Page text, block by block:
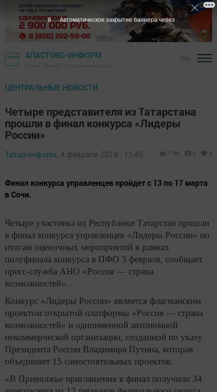
АПАСТОВО-ИНФОРМ
ЦЕНТРАЛЬНЫЕ НОВОСТИ
Четыре представителя из Татарстана
прошли в финал конкурса «Лидеры
России»
Татар-информ, 4 февраля 2019 - 11:45 1198 0 0
Финал конкурса управленцев пройдет с 13 по 17 марта
в Сочи.
Четыре участника из Республики Татарстан прошли
в финал конкурса управленцев «Лидеры России» по
итогам оценочных мероприятий в рамках
полуфинала конкурса в ПФО 3 февраля, сообщает
пресс-служба АНО «Россия — страна
возможностей».
Конкурс «Лидеры России» является флагманским
проектом открытой платформы «Россия — страна
возможностей» и одноименной автономной
некоммерческой организации, созданной по указу
Президента России Владимира Путина, которая
объединяет 15 самостоятельных проектов.
«В Приволжье приглашения в финал получили 34
5 Автоматическое закрытие баннера через